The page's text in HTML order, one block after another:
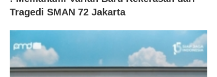
Tragedi SMAN 72 Jakarta